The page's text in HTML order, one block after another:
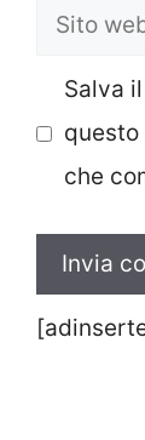
Sito
Salva
che